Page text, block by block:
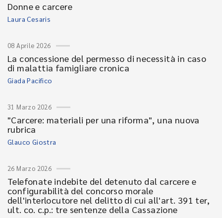
Donne e carcere
Laura Cesaris
08 Aprile 2026
La concessione del permesso di necessità in caso
di malattia famigliare cronica
Giada Pacifico
31 Marzo 2026
"Carcere: materiali per una riforma", una nuova
rubrica
Glauco Giostra
26 Marzo 2026
Telefonate indebite del detenuto dal carcere e
configurabilità del concorso morale
dell'interlocutore nel delitto di cui all'art. 391 ter,
ult. co. c.p.: tre sentenze della Cassazione